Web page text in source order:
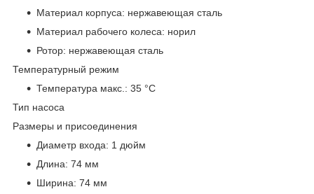
Материал корпуса: нержавеющая сталь
Материал рабочего колеса: норил
Ротор: нержавеющая сталь
Температурный режим
Температура макс.: 35 °С
Тип насоса
Размеры и присоединения
Диаметр входа: 1 дюйм
Длина: 74 мм
Ширина: 74 мм